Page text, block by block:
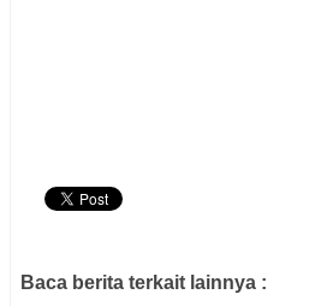
Baca berita terkait lainnya :